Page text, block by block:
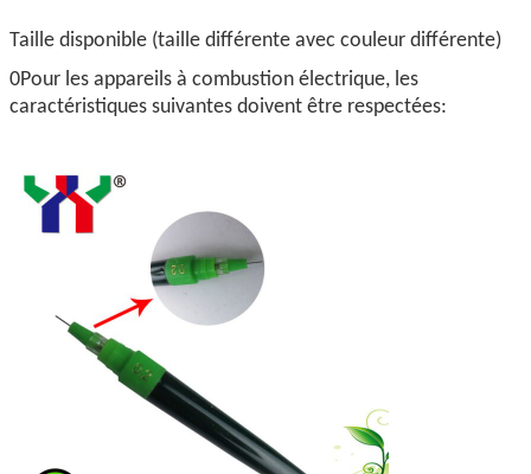
Taille disponible (taille différente avec couleur différente)
0Pour les appareils à combustion électrique, les
caractéristiques suivantes doivent être respectées: